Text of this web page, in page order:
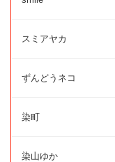
スミアヤカ
ずんどうネコ
染町
染山ゆか